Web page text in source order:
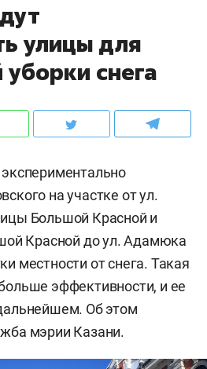
улицы для
снега
на участке от ул.
Большой Красной и
Красной до ул. Адамюка
местности от снега. Такая
эффективности, и ее
Об этом
мэрии Казани.